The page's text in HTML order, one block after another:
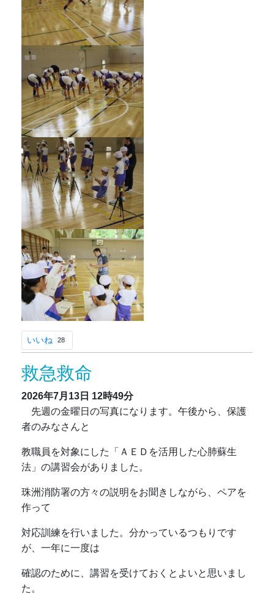
いいね 28
救急救命
2026年7月13日 12時49分
先週の金曜日の写真になります。午後から、保護
者のみなさんと
教職員を対象にした「ＡＥＤを活用した心肺蘇生
法」の講習会がありました。
珠洲消防署の方々の説明をお聞きしながら、ペアを
作って
対応訓練を行いました。分かっているつもりです
が、一年に一度は
確認のために、講習を受けておくとよいと思いまし
た。